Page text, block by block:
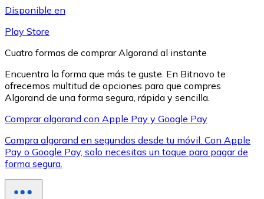
Ver todo
Disponible en
Play Store
Cuatro formas de comprar Algorand al instante
Encuentra la forma que más te guste. En Bitnovo te
ofrecemos multitud de opciones para que compres
Algorand de una forma segura, rápida y sencilla.
Comprar algorand con Apple Pay y Google Pay
Compra algorand en segundos desde tu móvil. Con Apple
Pay o Google Pay, solo necesitas un toque para pagar de
forma segura.